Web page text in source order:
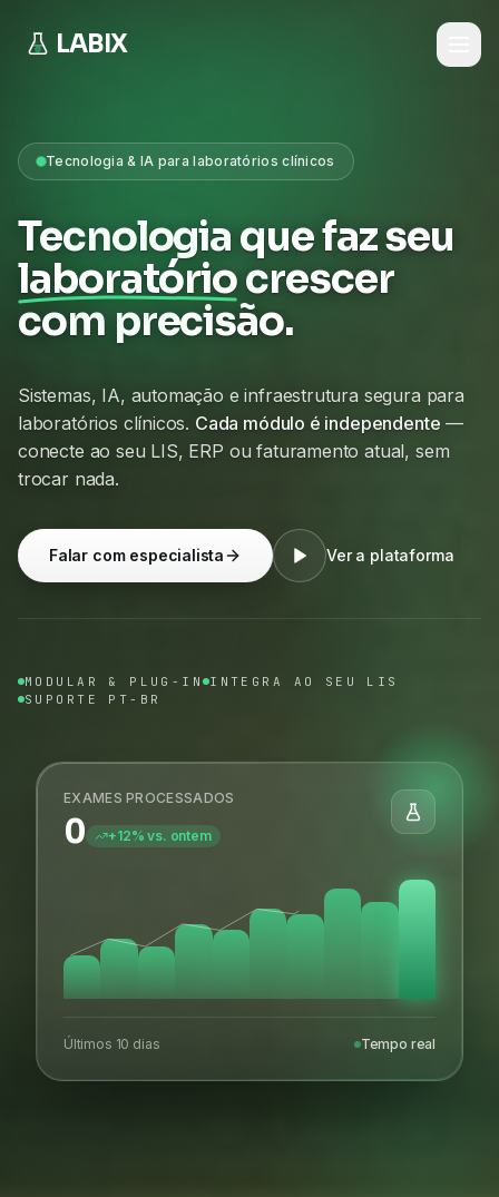
LABIX
Tecnologia & IA para laboratórios clínicos
Tecnologia que faz seu
laboratóriocrescer
com precisão.
Sistemas, IA, automação e infraestrutura segura para
laboratórios clínicos. Cada módulo é independente —
conecte ao seu LIS, ERP ou faturamento atual, sem
trocar nada.
Falar com especialista Ver a plataforma
MODULAR & PLUG-IN INTEGRA AO SEU LIS
SUPORTE PT-BR
EXAMES PROCESSADOS
0 +12% vs. ontem
Últimos 10 dias Tempo real